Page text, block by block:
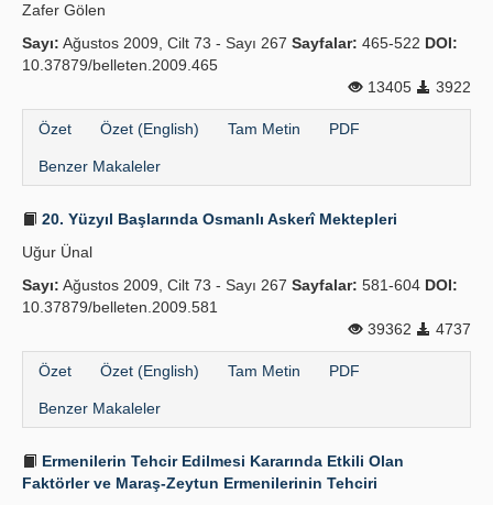
Zafer Gölen
Sayı: Ağustos 2009, Cilt 73 - Sayı 267 Sayfalar: 465-522 DOI:
10.37879/belleten.2009.465
13405
3922
Özet Özet (English) Tam Metin PDF
Benzer Makaleler
20. Yüzyıl Başlarında Osmanlı Askerî Mektepleri
Uğur Ünal
Sayı: Ağustos 2009, Cilt 73 - Sayı 267 Sayfalar: 581-604 DOI:
10.37879/belleten.2009.581
39362
4737
Özet Özet (English) Tam Metin PDF
Benzer Makaleler
Ermenilerin Tehcir Edilmesi Kararında Etkili Olan
Faktörler ve Maraş-Zeytun Ermenilerinin Tehciri